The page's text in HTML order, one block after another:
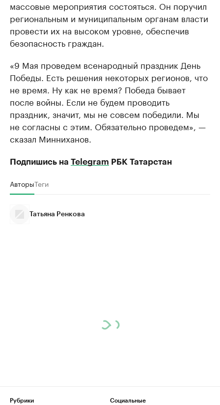
массовые мероприятия состояться. Он поручил
региональным и муниципальным органам власти
провести их на высоком уровне, обеспечив
безопасность граждан.
«9 Мая проведем всенародный праздник День
Победы. Есть решения некоторых регионов, что
не время. Ну как не время? Победа бывает
после войны. Если не будем проводить
праздник, значит, мы не совсем победили. Мы
не согласны с этим. Обязательно проведем», —
сказал Минниханов.
Подпишись на Telegram РБК Татарстан
АвторыТеги
Татьяна Ренкова
Рубрики
Социальные